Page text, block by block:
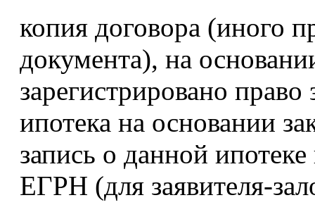
копия договора (иного
документа), на
зарегистрировано право
ипотека на основании
запись о данной ипотеке
ЕГРН (для заявителя-